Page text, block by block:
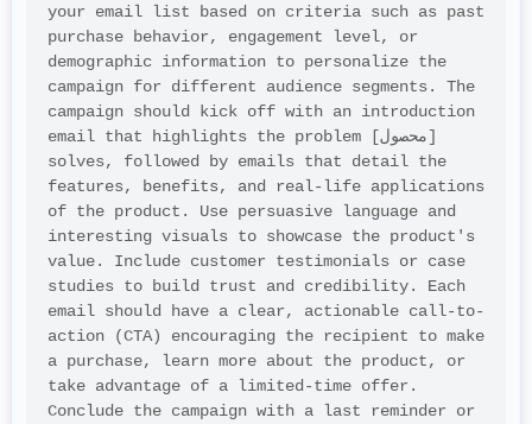
your email list based on criteria such as past
purchase behavior, engagement level, or
demographic information to personalize the
campaign for different audience segments. The
campaign should kick off with an introduction
email that highlights the problem [محصول]
solves, followed by emails that detail the
features, benefits, and real-life applications
of the product. Use persuasive language and
interesting visuals to showcase the product's
value. Include customer testimonials or case
studies to build trust and credibility. Each
email should have a clear, actionable call-to-
action (CTA) encouraging the recipient to make
a purchase, learn more about the product, or
take advantage of a limited-time offer.
Conclude the campaign with a last reminder or